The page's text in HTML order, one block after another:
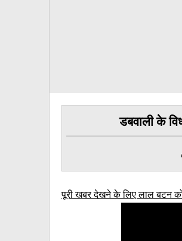
डबवाली के
पूरी खबर देखने के लिए लाल बटन